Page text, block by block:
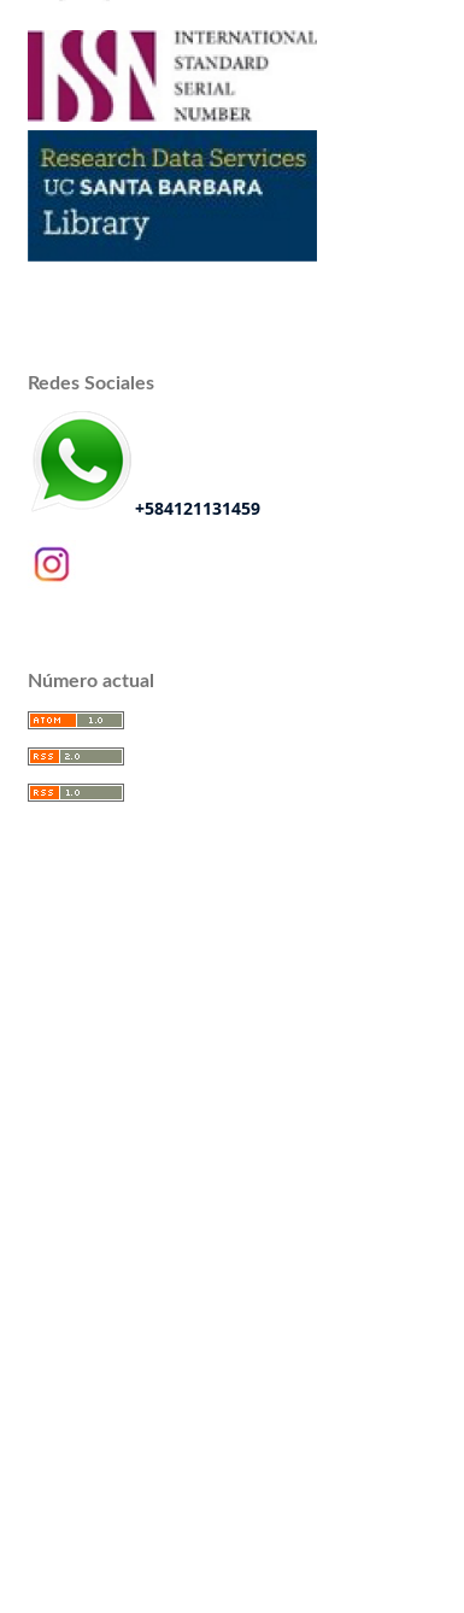
Redes Sociales
+584121131459
Número actual